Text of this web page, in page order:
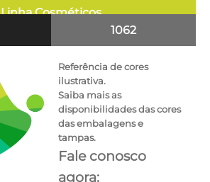
Linha Cosméticos
1062
Referência de cores
ilustrativa.
Saiba mais as
disponibilidades das cores
das embalagens e
tampas.
Fale conosco
agora: